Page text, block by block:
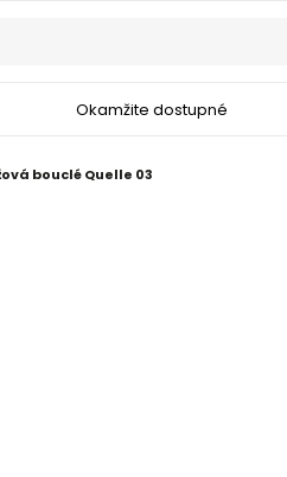
Okamžite dostupné
bouclé Quelle 03